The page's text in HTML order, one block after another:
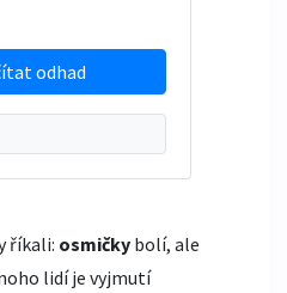
odhad
říkali: osmičky bolí, ale
lidí je vyjmutí